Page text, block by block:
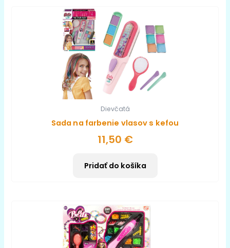
Dievčatá
Sada na farbenie vlasov s kefou
11,50 €
Pridať do košíka